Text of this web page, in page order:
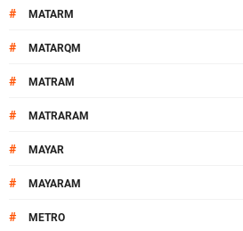
# MATARM
# MATARQM
# MATRAM
# MATRARAM
# MAYAR
# MAYARAM
# METRO